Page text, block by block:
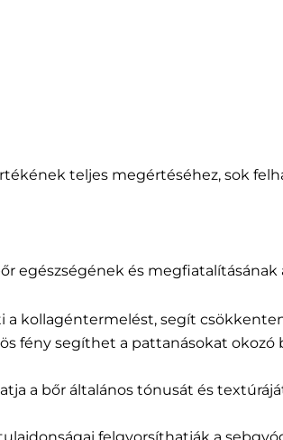
teljes megértéséhez, sok
egészségének és
a kollagéntermelést, segít
fény segíthet a pattanásokat
a bőr általános tónusát és